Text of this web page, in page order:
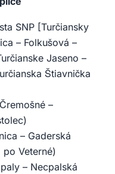
SNP [Turčiansky
– Folkušová –
Jaseno –
Štiavnička
–
– Gaderská
Veterné)
– Necpalská